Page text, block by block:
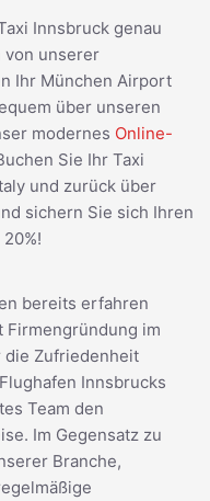
Innsbruck genau
von unserer
Ihr München Airport
über unseren
modernes Online-
Sie Ihr Taxi
und zurück über
sichern Sie sich Ihren
bereits erfahren
im
die Zufriedenheit
Innsbrucks
Team den
Im Gegensatz zu
Branche,